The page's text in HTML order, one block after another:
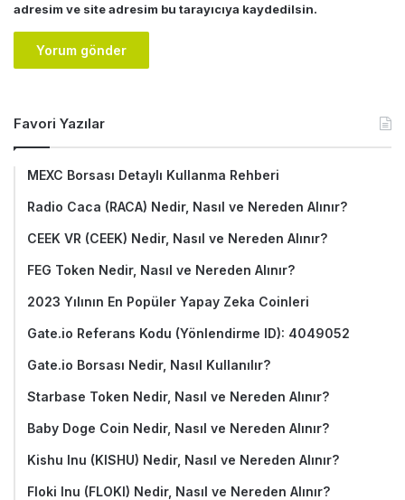
adresim ve site adresim bu tarayıcıya kaydedilsin.
Favori Yazılar
MEXC Borsası Detaylı Kullanma Rehberi
Radio Caca (RACA) Nedir, Nasıl ve Nereden Alınır?
CEEK VR (CEEK) Nedir, Nasıl ve Nereden Alınır?
FEG Token Nedir, Nasıl ve Nereden Alınır?
2023 Yılının En Popüler Yapay Zeka Coinleri
Gate.io Referans Kodu (Yönlendirme ID): 4049052
Gate.io Borsası Nedir, Nasıl Kullanılır?
Starbase Token Nedir, Nasıl ve Nereden Alınır?
Baby Doge Coin Nedir, Nasıl ve Nereden Alınır?
Kishu Inu (KISHU) Nedir, Nasıl ve Nereden Alınır?
Floki Inu (FLOKI) Nedir, Nasıl ve Nereden Alınır?